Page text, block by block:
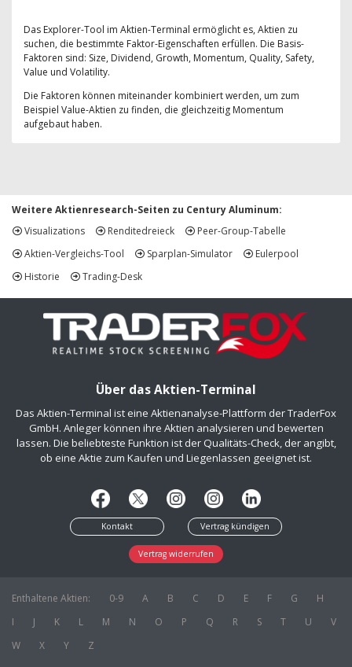
Das Explorer-Tool im Aktien-Terminal ermöglicht es, Aktien zu
suchen, die bestimmte Faktor-Eigenschaften erfüllen. Die Basis-
Faktoren sind: Size, Dividend, Growth, Momentum, Quality, Safety,
Value und Volatility.
Die Faktoren können miteinander kombiniert werden, um zum
Beispiel Value-Aktien zu finden, die gleichzeitig Momentum
aufgebaut haben.
Weitere Aktienresearch-Seiten zu Century Aluminum:
Visualizations
Renditedreieck
Peer-Group-Tabelle
Aktien-Vergleichs-Tool
Sparplan-Simulator
Eulerpool
Historie
Trading-Desk
Über das Aktien-Terminal
Das Aktien-Terminal ist eine Aktienanalyse-Plattform der TraderFox
GmbH. Anleger können ihre Aktien analysieren und bewerten
lassen. Die beliebteste Funktion ist der Qualitäts-Check, der angibt,
ob eine Aktie zum Kaufen und Liegenlassen geeignet ist.
Kontakt Vertrag kündigen
Vertrag widerrufen
Enthaltene Aktien: 0-9 A B C D E F G
H
I
J K L M N O P Q R S T U
V
W
X Y Z